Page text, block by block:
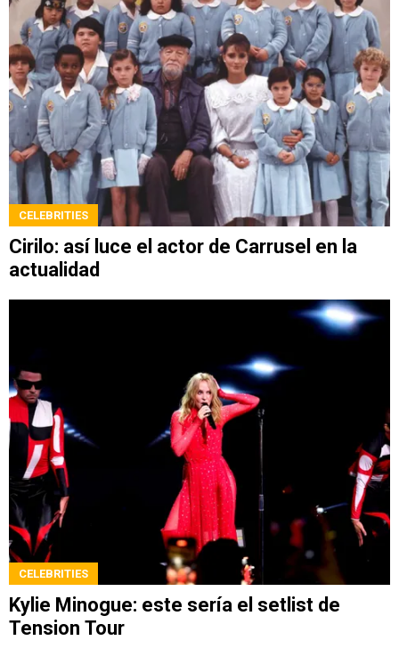
CELEBRITIES
Cirilo: así luce el actor de Carrusel en la
actualidad
CELEBRITIES
Kylie Minogue: este sería el setlist de
Tension Tour